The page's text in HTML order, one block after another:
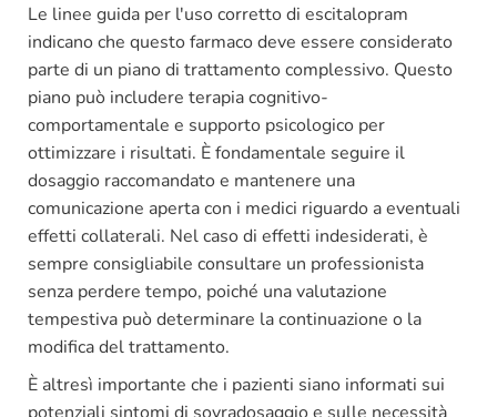
Le linee guida per l'uso corretto di escitalopram
indicano che questo farmaco deve essere considerato
parte di un piano di trattamento complessivo. Questo
piano può includere terapia cognitivo-
comportamentale e supporto psicologico per
ottimizzare i risultati. È fondamentale seguire il
dosaggio raccomandato e mantenere una
comunicazione aperta con i medici riguardo a eventuali
effetti collaterali. Nel caso di effetti indesiderati, è
sempre consigliabile consultare un professionista
senza perdere tempo, poiché una valutazione
tempestiva può determinare la continuazione o la
modifica del trattamento.
È altresì importante che i pazienti siano informati sui